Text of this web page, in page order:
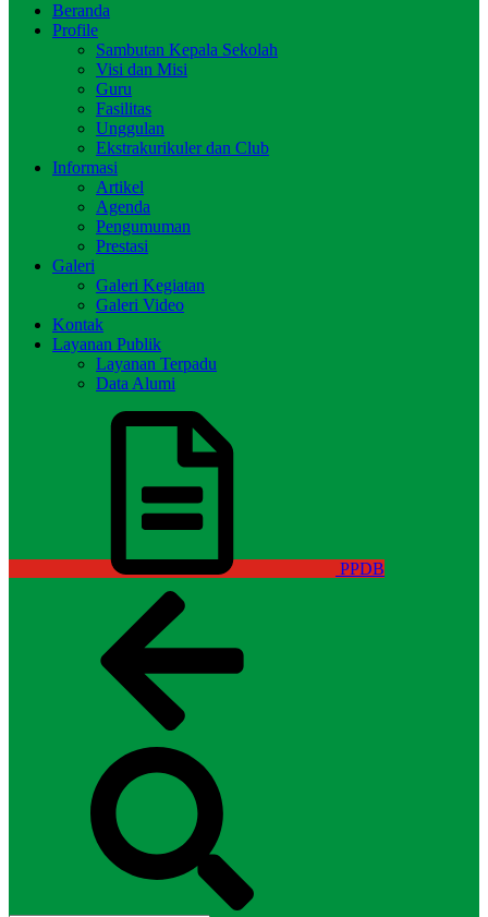
Beranda
Profile
Sambutan Kepala Sekolah
Visi dan Misi
Guru
Fasilitas
Unggulan
Ekstrakurikuler dan Club
Informasi
Artikel
Agenda
Pengumuman
Prestasi
Galeri
Galeri Kegiatan
Galeri Video
Kontak
Layanan Publik
Layanan Terpadu
Data Alumi
PPDB